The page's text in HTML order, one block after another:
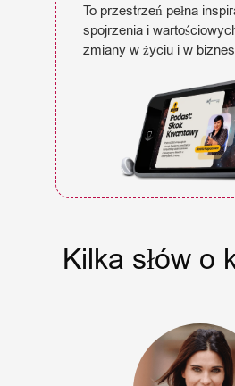
To przestrzeń pełna
spojrzenia i
zmiany w życiu i w
Kilka słów o